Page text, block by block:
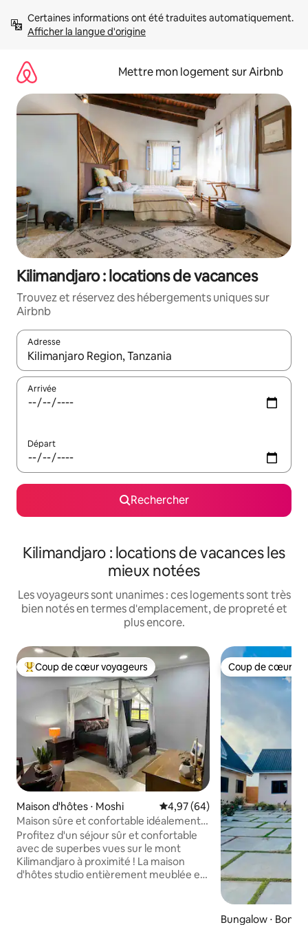
directement
Afficher la langue d'origine
Mettre mon logement sur Airbnb
Kilimandjaro : locations de vacances
Trouvez et réservez des hébergements uniques sur
Airbnb
Adresse
Lorsque les résultats s'affichent, utilisez les flèches vers le
Arrivée
Départ
Rechercher
Kilimandjaro : locations de vacances les
mieux notées
Les voyageurs sont unanimes : ces logements sont très
bien notés en termes d'emplacement, de propreté et
plus encore.
Coups de cœur voyageurs les plus appréciés
Coup de cœur voyageurs
Maison d'hôtes ⋅ Moshi Évaluation moyenne sur la
4,97 (64)
Maison sûre et confortable idéalement
située !
Profitez d'un séjour sûr et confortable
avec de superbes vues sur le mont
Kilimandjaro à proximité ! La maison
d'hôtes studio entièrement meublée est
Coup de cœur
Coup de cœur
Bungalow ⋅ Boma